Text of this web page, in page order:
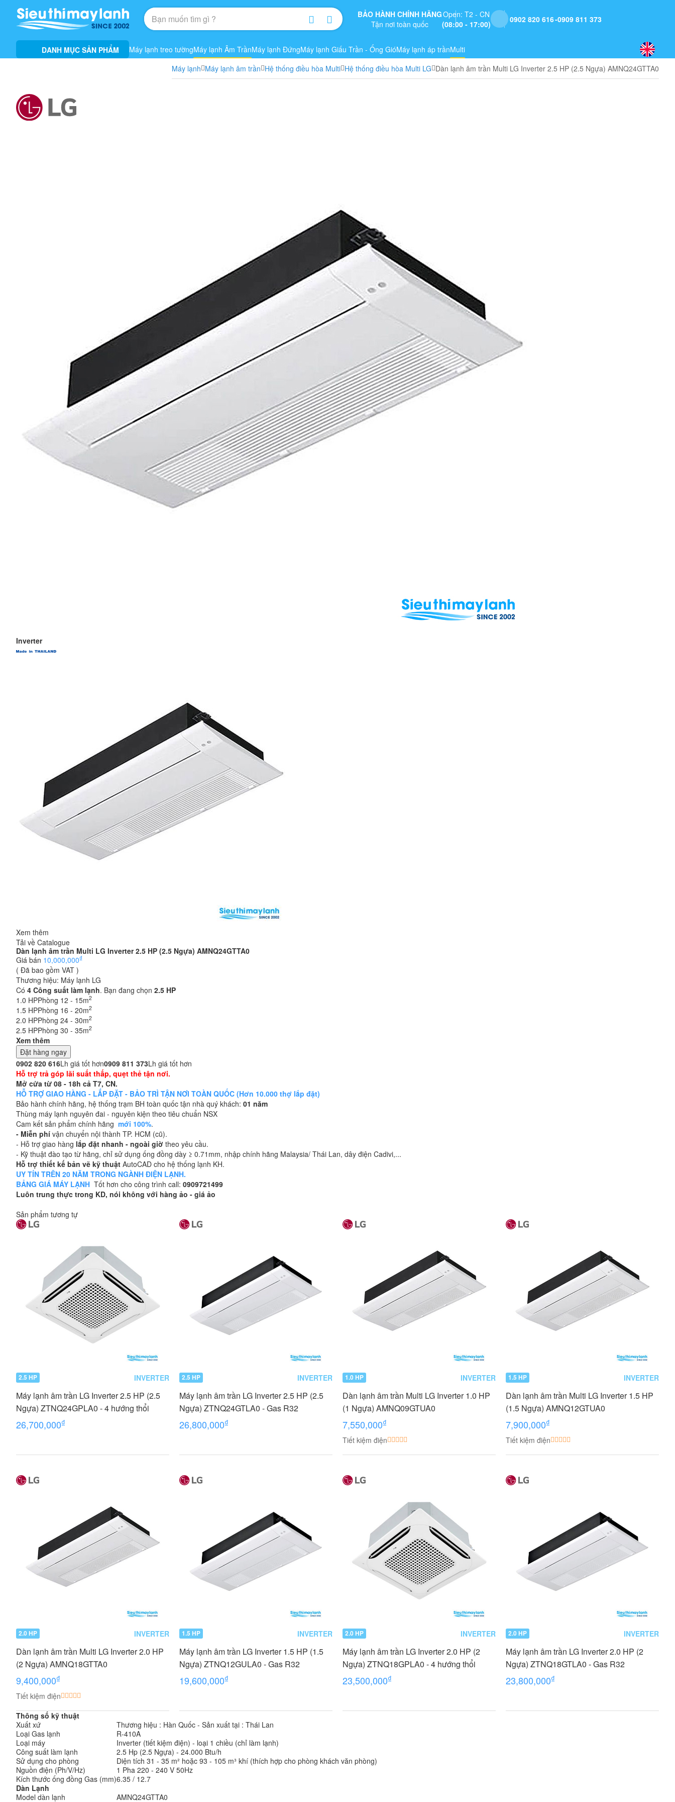
BẢO HÀNH CHÍNH HÃNG
Tận nơi toàn quốc
Open: T2 - CN
(08:00 - 17:00)
0902 820 616 0909 811 373
DANH MỤC SẢN PHẨM Máy lạnh treo tườngMáy lạnh Âm TrầnMáy lạnh ĐứngMáy lạnh Giấu Trần - Ống GióMáy lạnh áp trầnMulti
Máy lạnh Máy lạnh âm trần Hệ thống điều hòa Multi Hệ thống điều hòa Multi LG Dàn lạnh âm trần Multi LG Inverter 2.5 HP (2.5 Ngựa) AMNQ24GTTA0
Inverter
Xem thêm
Tải về Catalogue
Dàn lạnh âm trần Multi LG Inverter 2.5 HP (2.5 Ngựa) AMNQ24GTTA0
Giá bán 10,000,000₫
( Đã bao gồm VAT )
Thương hiệu: Máy lạnh LG
Có 4 Công suất làm lạnh. Bạn đang chọn 2.5 HP
1.0 HPPhòng 12 - 15m2
1.5 HPPhòng 16 - 20m2
2.0 HPPhòng 24 - 30m2
2.5 HPPhòng 30 - 35m2
Xem thêm
Đặt hàng ngay
0902 820 616Lh giá tốt hơn0909 811 373Lh giá tốt hơn
Hỗ trợ trả góp lãi suất thấp, quẹt thẻ tận nơi.
Mở cửa từ 08 - 18h cả T7, CN.
HỖ TRỢ GIAO HÀNG - LẮP ĐẶT - BẢO TRÌ TẬN NƠI TOÀN QUỐC (Hơn 10.000 thợ lắp đặt)
Bảo hành chính hãng, hệ thống trạm BH toàn quốc tận nhà quý khách: 01 năm
Thùng máy lạnh nguyên đai - nguyên kiện theo tiêu chuẩn NSX
Cam kết sản phẩm chính hãng mới 100%.
- Miễn phí vận chuyển nội thành TP. HCM (cũ).
- Hỗ trợ giao hàng lắp đặt nhanh - ngoài giờ theo yêu cầu.
- Kỹ thuật đào tạo từ hãng, chỉ sử dụng ống đồng dày ≥ 0.71mm, nhập chính hãng Malaysia/ Thái Lan, dây điện Cadivi,...
Hỗ trợ thiết kế bản vẽ kỹ thuật AutoCAD cho hệ thống lạnh KH.
UY TÍN TRÊN 20 NĂM TRONG NGÀNH ĐIỆN LẠNH.
BẢNG GIÁ MÁY LẠNH Tốt hơn cho công trình call: 0909721499
Luôn trung thực trong KD, nói không với hàng ảo - giá ảo
Sản phẩm tương tự
2.5 HP INVERTER
Máy lạnh âm trần LG Inverter 2.5 HP (2.5
Ngựa) ZTNQ24GPLA0 - 4 hướng thổi
26,700,000₫
2.5 HP INVERTER
Máy lạnh âm trần LG Inverter 2.5 HP (2.5
Ngựa) ZTNQ24GTLA0 - Gas R32
26,800,000₫
1.0 HP INVERTER
Dàn lạnh âm trần Multi LG Inverter 1.0 HP
(1 Ngựa) AMNQ09GTUA0
7,550,000₫
Tiết kiệm điện
1.5 HP INVERTER
Dàn lạnh âm trần Multi LG Inverter 1.5 HP
(1.5 Ngựa) AMNQ12GTUA0
7,900,000₫
Tiết kiệm điện
2.0 HP INVERTER
Dàn lạnh âm trần Multi LG Inverter 2.0 HP
(2 Ngựa) AMNQ18GTTA0
9,400,000₫
Tiết kiệm điện
1.5 HP INVERTER
Máy lạnh âm trần LG Inverter 1.5 HP (1.5
Ngựa) ZTNQ12GULA0 - Gas R32
19,600,000₫
2.0 HP INVERTER
Máy lạnh âm trần LG Inverter 2.0 HP (2
Ngựa) ZTNQ18GPLA0 - 4 hướng thổi
23,500,000₫
2.0 HP INVERTER
Máy lạnh âm trần LG Inverter 2.0 HP (2
Ngựa) ZTNQ18GTLA0 - Gas R32
23,800,000₫
Thông số kỹ thuật
Xuất xứ
Thương hiệu : Hàn Quốc - Sản xuất tại : Thái Lan
Loại Gas lạnh
R-410A
Loại máy
Inverter (tiết kiệm điện) - loại 1 chiều (chỉ làm lạnh)
Công suất làm lạnh
2.5 Hp (2.5 Ngựa) - 24.000 Btu/h
Sử dụng cho phòng
Diện tích 31 - 35 m² hoặc 93 - 105 m³ khí (thích hợp cho phòng khách văn phòng)
Nguồn điện (Ph/V/Hz)
1 Pha 220 - 240 V 50Hz
Kích thước ống đồng Gas (mm)6.35 / 12.7
Dàn Lạnh
Model dàn lạnh
AMNQ24GTTA0